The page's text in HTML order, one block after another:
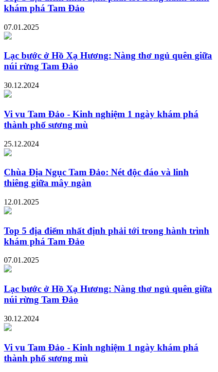
khám phá Tam Đảo
07.01.2025
Lạc bước ở Hồ Xạ Hương: Nàng thơ ngủ quên giữa
núi rừng Tam Đảo
30.12.2024
Vi vu Tam Đảo - Kinh nghiệm 1 ngày khám phá
thành phố sương mù
25.12.2024
Chùa Địa Ngục Tam Đảo: Nét độc đáo và linh
thiêng giữa mây ngàn
12.01.2025
Top 5 địa điểm nhất định phải tới trong hành trình
khám phá Tam Đảo
07.01.2025
Lạc bước ở Hồ Xạ Hương: Nàng thơ ngủ quên giữa
núi rừng Tam Đảo
30.12.2024
Vi vu Tam Đảo - Kinh nghiệm 1 ngày khám phá
thành phố sương mù